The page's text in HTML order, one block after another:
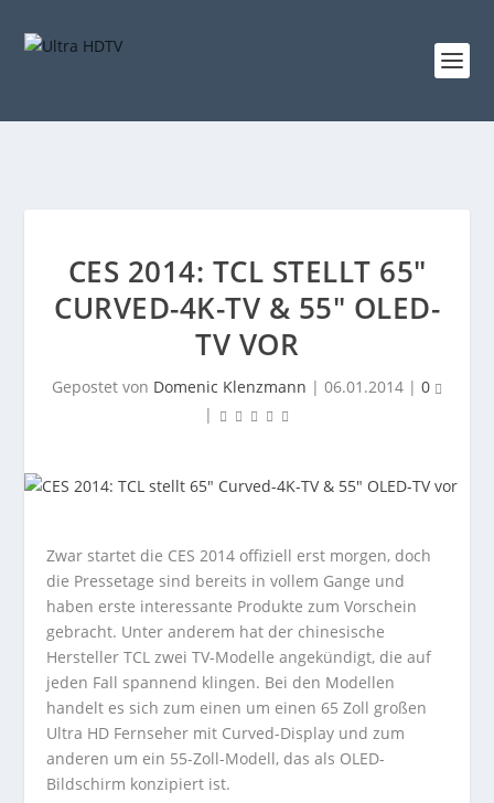
CES 2014: TCL STELLT 65″
CURVED-4K-TV & 55″ OLED-
TV VOR
Gepostet von Domenic Klenzmann | 06.01.2014 | 0
|
Zwar startet die CES 2014 offiziell erst morgen, doch
die Pressetage sind bereits in vollem Gange und
haben erste interessante Produkte zum Vorschein
gebracht. Unter anderem hat der chinesische
Hersteller TCL zwei TV-Modelle angekündigt, die auf
jeden Fall spannend klingen. Bei den Modellen
handelt es sich zum einen um einen 65 Zoll großen
Ultra HD Fernseher mit Curved-Display und zum
anderen um ein 55-Zoll-Modell, das als OLED-
Bildschirm konzipiert ist.